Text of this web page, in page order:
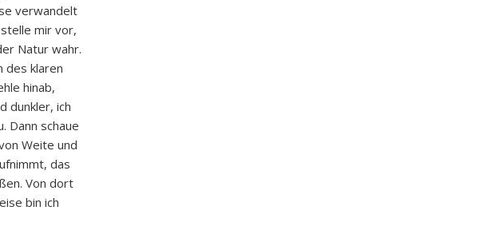
verwandelt
mir vor,
Natur wahr.
des klaren
hinab,
dunkler, ich
Dann schaue
Weite und
das
Von dort
bin ich